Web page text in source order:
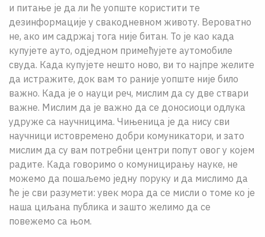
и питање је да ли ће уопште користити те
дезинформације у свакодневном животу. Вероватно
не, ако им садржај тога није битан. То је као када
купујете ауто, одједном примећујете аутомобиле
свуда. Када купујете нешто ново, ви то најпре желите
да истражите, док вам то раније уопште није било
важно. Када је о науци реч, мислим да су две ствари
важне. Мислим да је важно да се доносиоци одлука
удруже са научницима. Чињеница је да нису сви
научници истовремено добри комуникатори, и зато
мислим да су вам потребни центри попут овог у којем
радите. Када говоримо о комуницирању науке, не
можемо да пошаљемо једну поруку и да мислимо да
ће је сви разумети: увек мора да се мисли о томе ко је
наша циљана публика и зашто желимо да се
повежемо са њом.